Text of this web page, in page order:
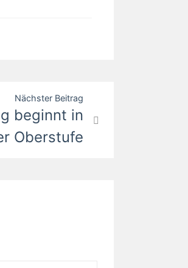
Nächster Beitrag
beginnt in
Oberstufe